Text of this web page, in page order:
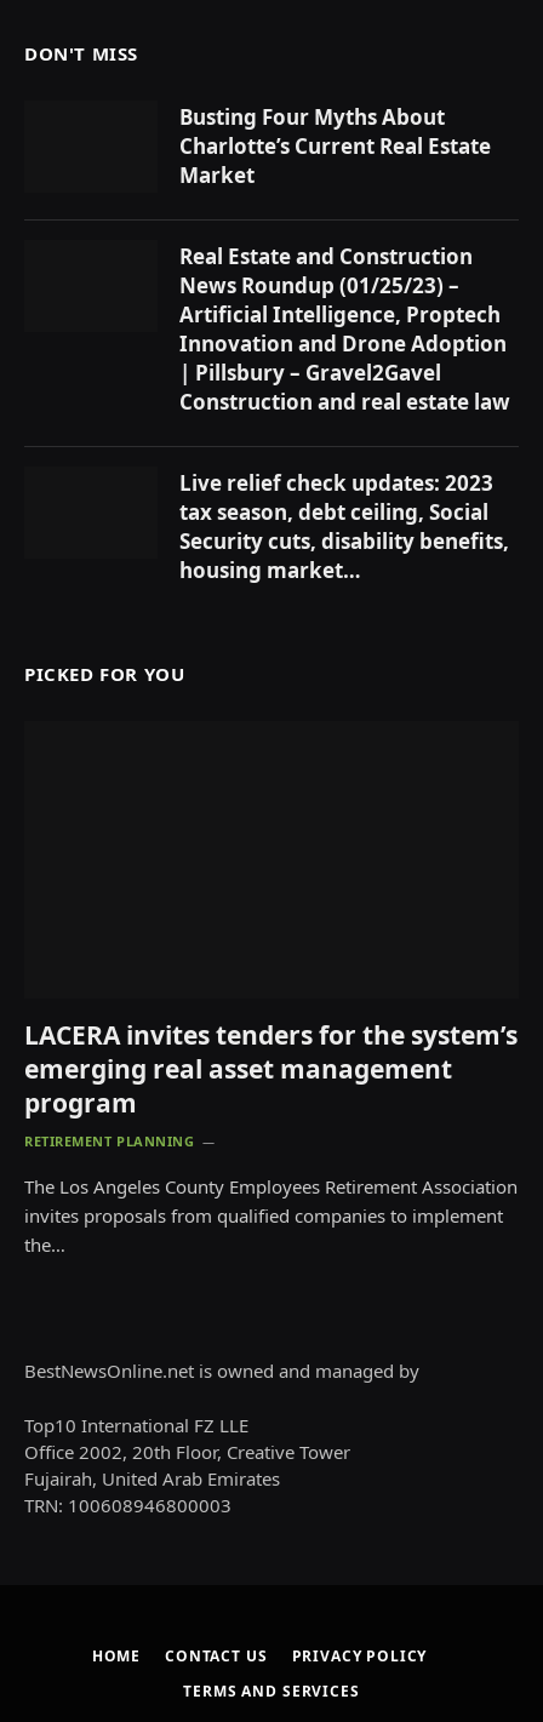
DON'T MISS
Busting Four Myths About
Charlotte’s Current Real Estate
Market
Real Estate and Construction
News Roundup (01/25/23) –
Artificial Intelligence, Proptech
Innovation and Drone Adoption
| Pillsbury – Gravel2Gavel
Construction and real estate law
Live relief check updates: 2023
tax season, debt ceiling, Social
Security cuts, disability benefits,
housing market…
PICKED FOR YOU
LACERA invites tenders for the system’s
emerging real asset management
program
RETIREMENT PLANNING
The Los Angeles County Employees Retirement Association
invites proposals from qualified companies to implement
the…
BestNewsOnline.net is owned and managed by
Top10 International FZ LLE
Office 2002, 20th Floor, Creative Tower
Fujairah, United Arab Emirates
TRN: 100608946800003
HOME CONTACT US
PRIVACY POLICY
TERMS AND SERVICES